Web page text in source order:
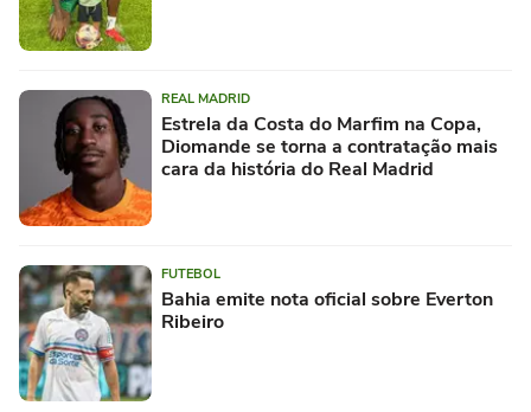
REAL MADRID
Estrela da Costa do Marfim na Copa,
Diomande se torna a contratação mais
cara da história do Real Madrid
FUTEBOL
Bahia emite nota oficial sobre Everton
Ribeiro